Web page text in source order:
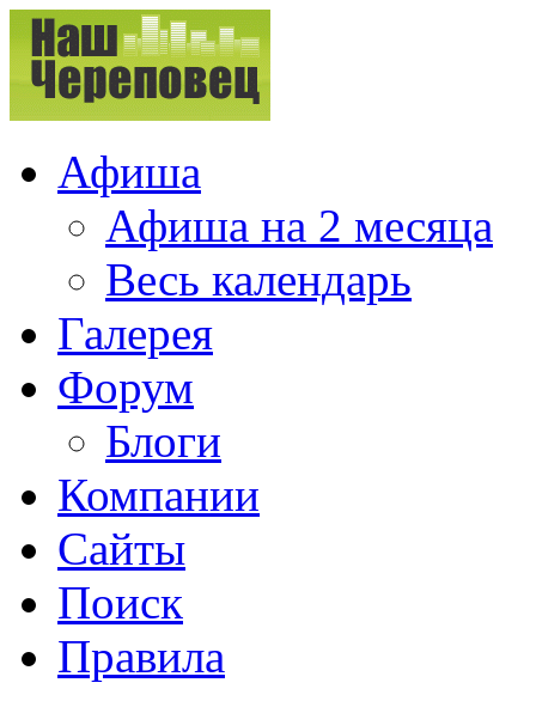
Афиша
Афиша на 2 месяца
Весь календарь
Галерея
Форум
Блоги
Компании
Сайты
Поиск
Правила